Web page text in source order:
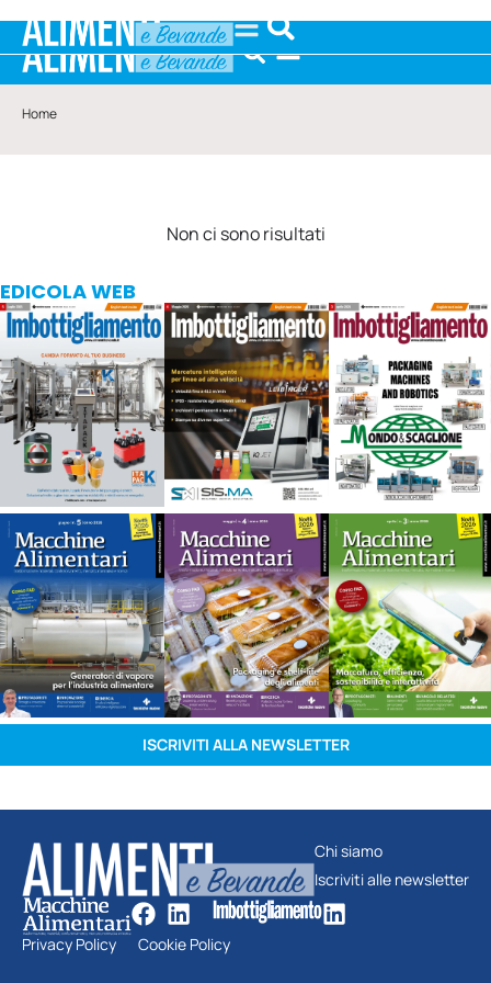
Home
Non ci sono risultati
EDICOLA WEB
ISCRIVITI ALLA NEWSLETTER
Chi siamo
Iscriviti alle newsletter
Privacy Policy Cookie Policy